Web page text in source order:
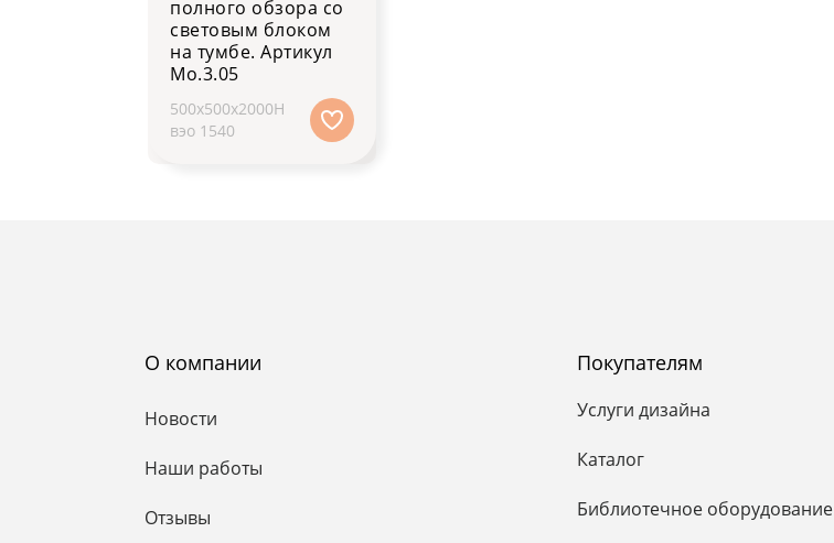
полного обзора со
световым блоком
на тумбе. Артикул
Мо.3.05
500х500х2000H
вэо 1540
О компании
Новости
Наши работы
Отзывы
Покупателям
Услуги дизайна
Каталог
Библиотечное оборудование